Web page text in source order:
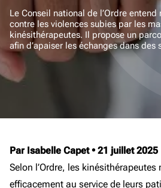
Actualités
Nous
Le Conseil national de l’Ordre
contre les violences subies par les
kinésithérapeutes. Il propose un
afin d’apaiser les échanges dans des
Par Isabelle Capet• 21 juillet 2025
Selon l’Ordre, les kinésithérapeutes
efficacement au service de leurs